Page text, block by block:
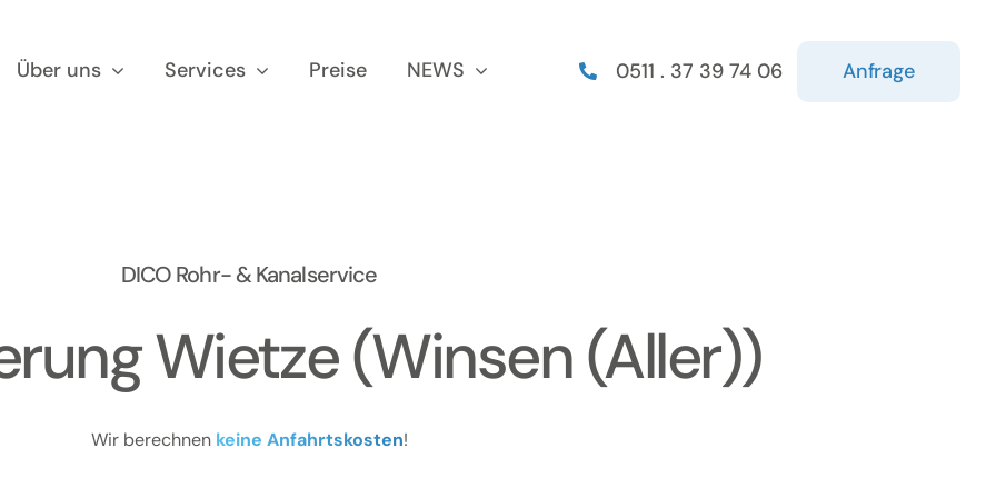
Über uns Services Preise NEWS 0511 . 37 39 74 06 Anfrage
DICO Rohr- & Kanalservice
Wietze (Winsen (Aller))
Wir berechnen keine Anfahrtskosten!